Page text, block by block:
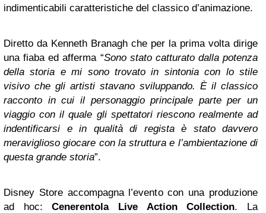
indimenticabili caratteristiche del classico d’animazione.
Diretto da Kenneth Branagh che per la prima volta dirige
una fiaba ed afferma “Sono stato catturato dalla potenza
della storia e mi sono trovato in sintonia con lo stile
visivo che gli artisti stavano sviluppando. È il classico
racconto in cui il personaggio principale parte per un
viaggio con il quale gli spettatori riescono realmente ad
indentificarsi e in qualità di regista è stato davvero
meraviglioso giocare con la struttura e l’ambientazione di
questa grande storia”.
Disney Store accompagna l’evento con una produzione
ad hoc: Cenerentola Live Action Collection. La